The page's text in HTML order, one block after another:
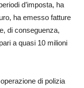
d’imposta, ha
ha emesso fatture
di conseguenza,
a quasi 10 milioni
di polizia